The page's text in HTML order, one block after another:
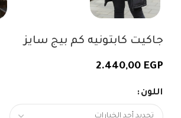
جاكيت كابتونيه كم بيج سايز
2.440,00 EGP
اللون